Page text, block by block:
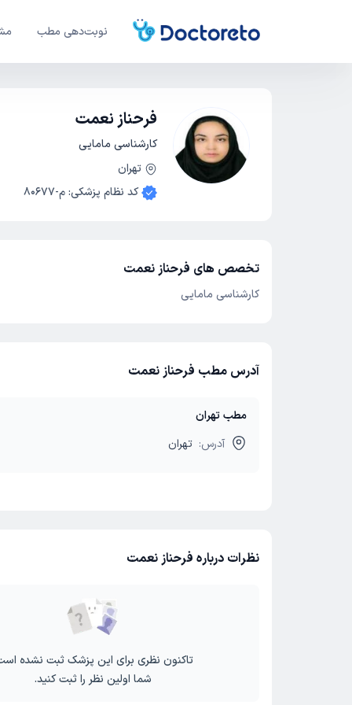
نوبت‌دهی مطب
فرحناز نعمت
کارشناسی مامایی
تهران
کد نظام پزشکی:م-80677
تخصص های فرحناز نعمت
کارشناسی مامایی
آدرس مطب فرحناز نعمت
مطب تهران
آدرس: تهران
نظرات درباره فرحناز نعمت
تاکنون نظری برای این پزشک ثبت نشده
شما اولین نظر را ثبت کنید.